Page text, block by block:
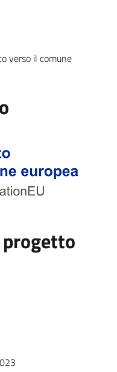
verso il comune